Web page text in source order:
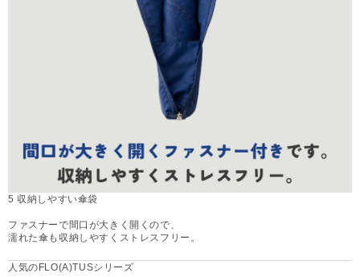
5 収納しやすい傘袋
ファスナーで間口が大きく開くので、
濡れた傘も収納しやすくストレスフリー。
人気のFLO(A)TUSシリーズ